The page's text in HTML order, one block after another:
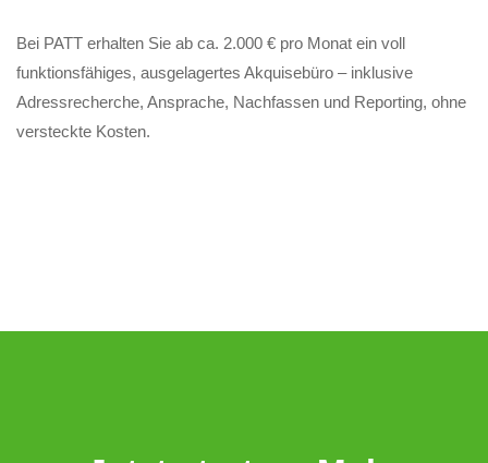
Bei PATT erhalten Sie ab ca. 2.000 € pro Monat ein voll
funktionsfähiges, ausgelagertes Akquisebüro – inklusive
Adressrecherche, Ansprache, Nachfassen und Reporting, ohne
versteckte Kosten.